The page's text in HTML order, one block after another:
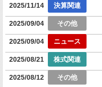
2025/11/14
2025/09/04
2025/09/04
2025/08/21
2025/08/12